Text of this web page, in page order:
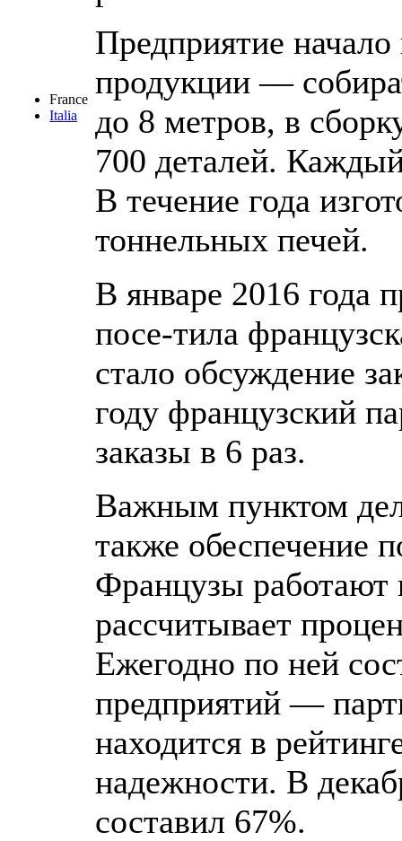
France
Italia
Предприятие
продукции —
до 8 метров, в
700 деталей.
В течение года
тоннельных печей.
В январе 2016 года
посе-тила
стало обсуждение
году французский
заказы в 6 раз.
Важным пунктом
также обеспечение
Французы работают
рассчитывает
Ежегодно по ней
предприятий —
находится в
надежности. В
составил 67%.